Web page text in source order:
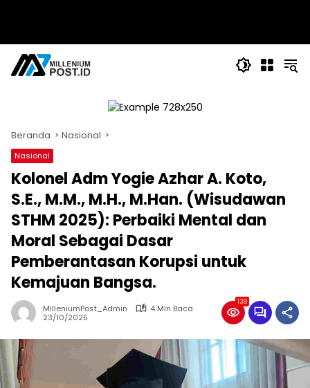
Beranda Nasional
Nasional
Kolonel Adm Yogie Azhar A. Koto,
S.E., M.M., M.H., M.Han. (Wisudawan
STHM 2025): Perbaiki Mental dan
Moral Sebagai Dasar
Pemberantasan Korupsi untuk
Kemajuan Bangsa.
MilleniumPost_Admin
4 Min Baca
23/10/2025
138